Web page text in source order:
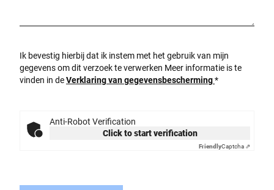
Ik bevestig hierbij dat ik instem met het gebruik van mijn
gegevens om dit verzoek te verwerken Meer informatie is te
vinden in deVerklaring van gegevensbescherming*
Anti-Robot Verification
Click to start verification
FriendlyCaptcha ⇗